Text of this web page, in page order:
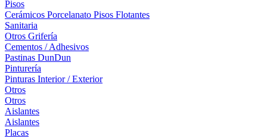
Pisos
Cerámicos Porcelanato Pisos Flotantes
Sanitaria
Otros Grifería
Cementos / Adhesivos
Pastinas DunDun
Pinturería
Pinturas Interior / Exterior
Otros
Otros
Aislantes
Aislantes
Placas